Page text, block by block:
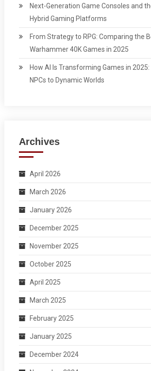
Next-Generation Game Consoles and
Hybrid Gaming Platforms
From Strategy to RPG: Comparing the
Warhammer 40K Games in 2025
How AI Is Transforming Games in
NPCs to Dynamic Worlds
Archives
April 2026
March 2026
January 2026
December 2025
November 2025
October 2025
April 2025
March 2025
February 2025
January 2025
December 2024